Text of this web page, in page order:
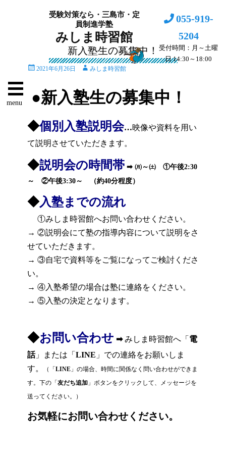
みしま時習館
受験対策なら・三島市・定
員制進学塾
055-919-
5204
受付時間：月～土曜
日 14:30～18:00
menu
新入塾生の募集中！
投 2021年6月26日
投
者
みしま時習館
●新入塾生の募集中！
◆個別入塾説明会…映像や資料を用い
て説明させていただきます。
◆説明会の時間帯 ➡ ㈪～㈯ ①午後2:30
～ ②午後3:30～
（約40分程度）
◆入塾までの流れ
①みしま時習館へお問い合わせください。
→ ②説明会にて塾の指導内容について説明をさ
せていただきます。
→ ③自宅で資料等をご覧になってご検討くださ
い。
→ ④入塾希望の場合は塾に連絡をください。
→ ⑤入塾の決定となります。
◆お問い合わせ ➡みしま時習館へ「 電
話」または「 LINE 」での連絡をお願いしま
す。
（「 LINE 」の場合、時間に関係なく問い合わせができま
す。下の「 友だち追加 」ボタンをクリックして、メッセージを
送ってください。）
お気軽にお問い合わせください。